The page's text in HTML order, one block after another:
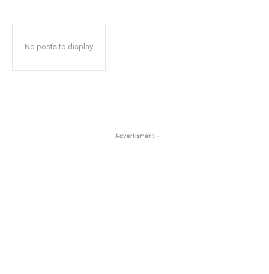
No posts to display
- Advertisment -